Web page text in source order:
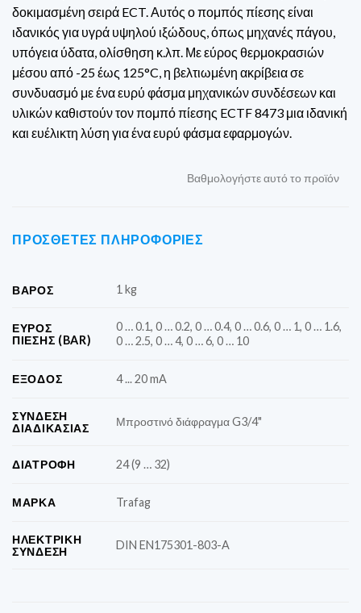
δοκιμασμένη σειρά ECT. Αυτός ο πομπός πίεσης είναι
ιδανικός για υγρά υψηλού ιξώδους, όπως μηχανές πάγου,
υπόγεια ύδατα, ολίσθηση κ.λπ. Με εύρος θερμοκρασιών
μέσου από -25 έως 125°C, η βελτιωμένη ακρίβεια σε
συνδυασμό με ένα ευρύ φάσμα μηχανικών συνδέσεων και
υλικών καθιστούν τον πομπό πίεσης ECTF 8473 μια ιδανική
και ευέλικτη λύση για ένα ευρύ φάσμα εφαρμογών.
Βαθμολογήστε αυτό το προϊόν
ΠΡΌΣΘΕΤΕΣ ΠΛΗΡΟΦΟΡΊΕΣ
ΒΆΡΟΣ 1 kg
ΕΎΡΟΣ
ΠΊΕΣΗΣ (BAR)
0 … 0.1, 0 … 0.2, 0 … 0.4, 0 … 0.6, 0 … 1, 0 … 1.6,
0 … 2.5, 0 … 4, 0 … 6, 0 … 10
ΈΞΟΔΟΣ 4 ... 20 mA
ΣΎΝΔΕΣΗ
ΔΙΑΔΙΚΑΣΊΑΣ
Μπροστινό διάφραγμα G3/4"
ΔΙΑΤΡΟΦΉ 24 (9 … 32)
ΜΆΡΚΑ Trafag
ΗΛΕΚΤΡΙΚΉ
ΣΎΝΔΕΣΗ
DIN EN175301-803-A